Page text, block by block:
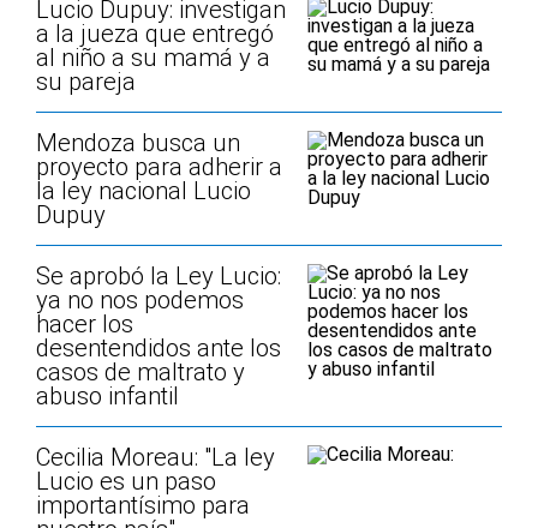
Lucio Dupuy: investigan
a la jueza que entregó
al niño a su mamá y a
su pareja
Mendoza busca un
proyecto para adherir a
la ley nacional Lucio
Dupuy
Se aprobó la Ley Lucio:
ya no nos podemos
hacer los
desentendidos ante los
casos de maltrato y
abuso infantil
Cecilia Moreau: "La ley
Lucio es un paso
importantísimo para